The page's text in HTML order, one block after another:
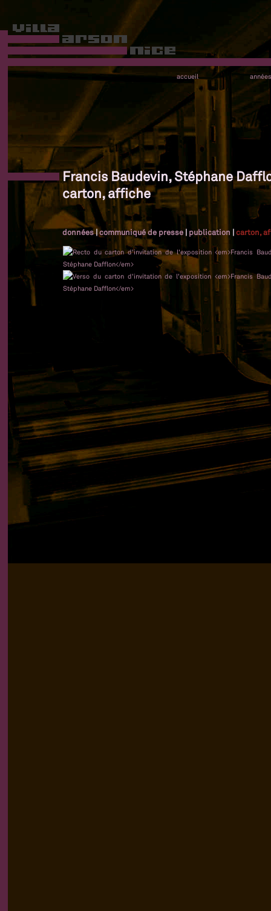
accueil années
Francis Baudevin, Stéphane
carton, affiche
données|communiqué de presse | publication |carton,